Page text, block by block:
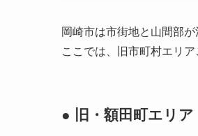
岡崎市は市街地と山間部
ここでは、旧市町村エリ
● 旧・額田町エリア